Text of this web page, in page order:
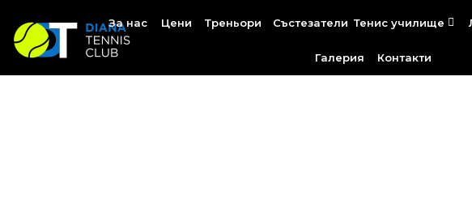
За нас Цени Треньори Състезатели 
Тенис училище
Галерия Контакти